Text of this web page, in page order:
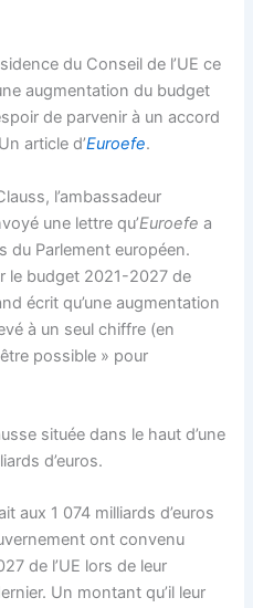
du Conseil de l’UE ce
augmentation du budget
de parvenir à un accord
article d’Euroefe.
l’ambassadeur
une lettre qu’Euroefea
du Parlement européen.
le budget 2021-2027 de
écrit qu’une augmentation
à un seul chiffre (en
possible » pour
située dans le haut d’une
d’euros.
aux 1 074 milliards d’euros
ont convenu
de l’UE lors de leur
Un montant qu’il leur